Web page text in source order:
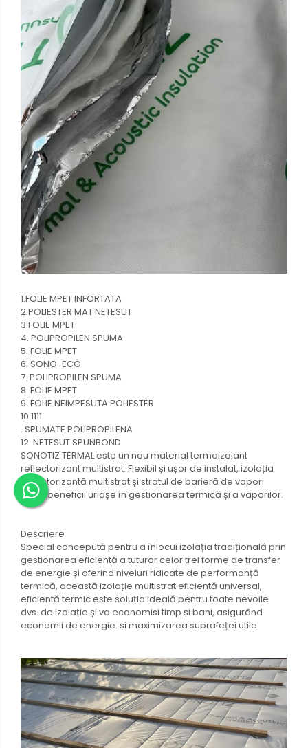
1.FOLIE MPET INFORTATA
2.POLIESTER MAT NETESUT
3.FOLIE MPET
4. POLIPROPILEN SPUMA
5. FOLIE MPET
6. SONO-ECO
7. POLIPROPILEN SPUMA
8. FOLIE MPET
9. FOLIE NEIMPESUTA POLIESTER
10.1111
. SPUMATE POLIPROPILENA
12. NETESUT SPUNBOND
SONOTIZ TERMAL este un nou material termoizolant
reflectorizant multistrat. Flexibil și ușor de instalat, izolația
reflectorizantă multistrat și stratul de barieră de vapori
oferă beneficii uriașe în gestionarea termică și a vaporilor.
Descriere
Special concepută pentru a înlocui izolația tradițională prin
gestionarea eficientă a tuturor celor trei forme de transfer
de energie și oferind niveluri ridicate de performanță
termică, această izolație multistrat eficientă universal,
eficientă termic este soluția ideală pentru toate nevoile
dvs. de izolație și va economisi timp și bani, asigurând
economii de energie. și maximizarea suprafeței utile.